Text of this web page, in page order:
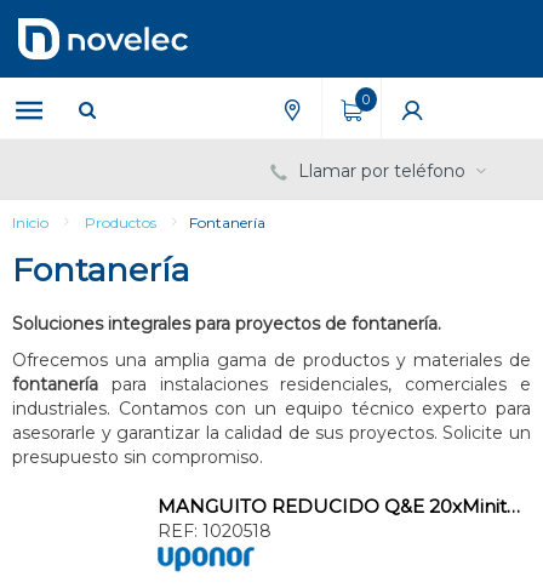
contenido
menú
de
navegación
0
Llamar por teléfono
Inicio Productos Fontanería
Fontanería
Soluciones integrales para proyectos de fontanería.
Ofrecemos una amplia gama de productos y materiales de
fontanería para instalaciones residenciales, comerciales e
industriales. Contamos con un equipo técnico experto para
asesorarle y garantizar la calidad de sus proyectos. Solicite un
presupuesto sin compromiso.
MANGUITO REDUCIDO Q&E 20xMinitec9,9 UPONOR MINITEC
REF: 1020518